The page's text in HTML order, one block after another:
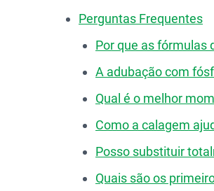
Perguntas Frequentes
Por que as fórmulas
A adubação com
Qual é o melhor
Como a calagem
Posso substituir
Quais são os